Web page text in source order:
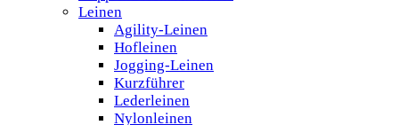
Leinen
Agility-Leinen
Hofleinen
Jogging-Leinen
Kurzführer
Lederleinen
Nylonleinen